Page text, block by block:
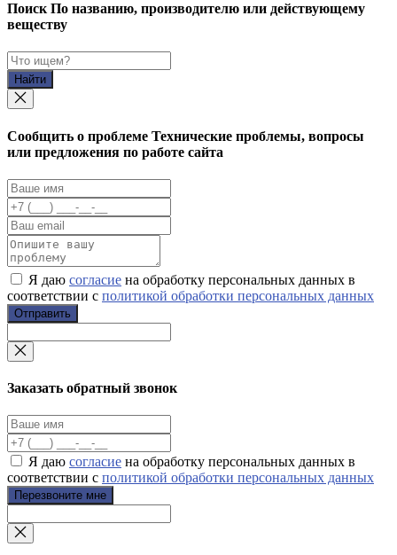
Поиск По названию, производителю или действующему
веществу
Найти
Cообщить о проблеме Технические проблемы, вопросы
или предложения по работе сайта
Я даю согласие на обработку персональных данных в
соответствии с политикой обработки персональных данных
Отправить
Заказать обратный звонок
Я даю согласие на обработку персональных данных в
соответствии с политикой обработки персональных данных
Перезвоните мне